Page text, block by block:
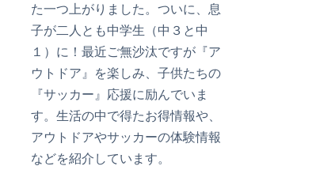
た一つ上がりました。ついに、息
子が二人とも中学生（中３と中
１）に！最近ご無沙汰ですが『ア
ウトドア』を楽しみ、子供たちの
『サッカー』応援に励んでいま
す。生活の中で得たお得情報や、
アウトドアやサッカーの体験情報
などを紹介しています。